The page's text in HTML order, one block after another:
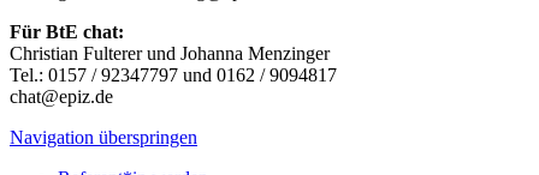
Für BtE chat:
Christian Fulterer und Johanna Menzinger
Tel.: 0157 / 92347797 und 0162 / 9094817
chat@epiz.de
Navigation überspringen